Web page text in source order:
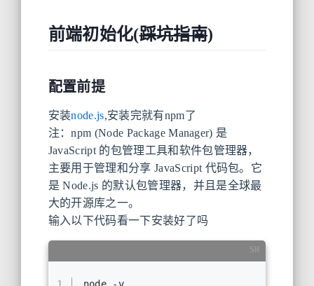
前端初始化(踩坑指南)
配置前提
安装node.js,安装完就有npm了
注：npm (Node Package Manager) 是
JavaScript 的包管理工具和软件包管理器，
主要用于管理和分享 JavaScript 代码包。它
是 Node.js 的默认包管理器，并且是全球最
大的开源库之一。
输入以下代码看一下安装好了吗